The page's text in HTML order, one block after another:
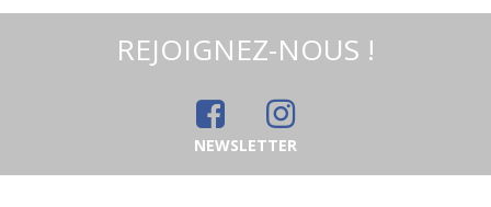
REJOIGNEZ-NOUS !
NEWSLETTER